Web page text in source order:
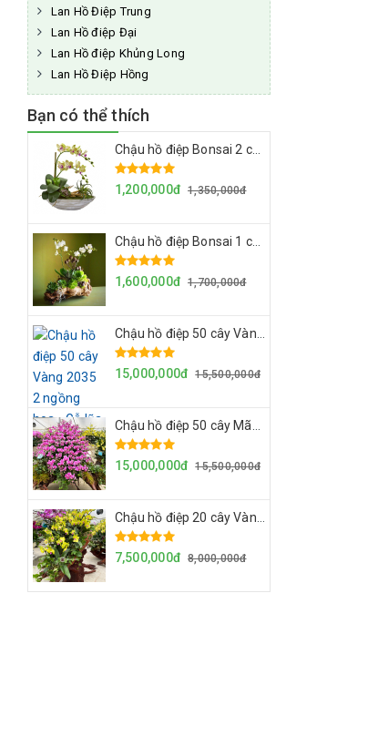
Lan Hồ Điệp Trung
Lan Hồ điệp Đại
Lan Hồ điệp Khủng Long
Lan Hồ Điệp Hồng
Bạn có thể thích
Chậu hồ điệp Bonsai 2 cây mini vàng kẻ đỏ - Chậu sành
1,200,000đ 1,350,000đ
Chậu hồ điệp Bonsai 1 cây mini Ama trắng 2 ngồng hoa - Chậu lũa
1,600,000đ 1,700,000đ
15,000,000đ 15,500,000đ
15,000,000đ 15,500,000đ
7,500,000đ 8,000,000đ